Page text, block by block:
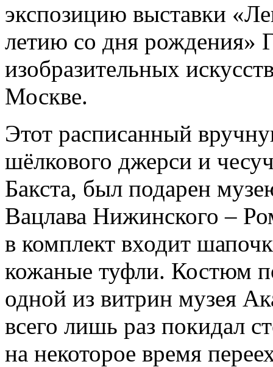
экспозицию выставки
летию со дня рождения»
изобразительных
Москве.
Этот расписанный
шёлкового джерси и
Бакста, был подарен
Вацлава Нижинского –
в комплект входит
кожаные туфли. Костюм
одной из витрин музея
всего лишь раз покидал
на некоторое время